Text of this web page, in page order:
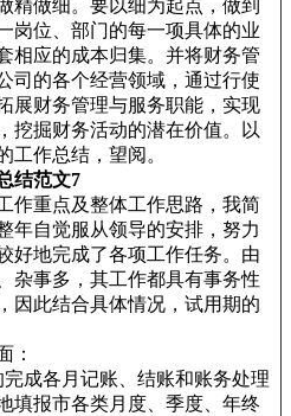
精做细。要以细为起点，做到
岗位、部门的每一项具体的业
相应的成本归集。并将财务管
司的各个经营领域，通过行使
展财务管理与服务职能，实现
挖掘财务活动的潜在价值。以
工作总结，望阅。
结范文7
作重点及整体工作思路，我简
年自觉服从领导的安排，努力
好地完成了各项工作任务。由
杂事多，其工作都具有事务性
因此结合具体情况，试用期的
：
成各月记账、结账和账务处理
填报市各类月度、季度、年终